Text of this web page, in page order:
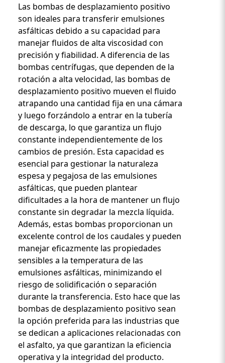
Custom Content One
Las bombas de desplazamiento positivo
son ideales para transferir emulsiones
asfálticas debido a su capacidad para
manejar fluidos de alta viscosidad con
precisión y fiabilidad. A diferencia de las
bombas centrífugas, que dependen de la
rotación a alta velocidad, las bombas de
desplazamiento positivo mueven el fluido
atrapando una cantidad fija en una cámara
y luego forzándolo a entrar en la tubería
de descarga, lo que garantiza un flujo
constante independientemente de los
cambios de presión. Esta capacidad es
esencial para gestionar la naturaleza
espesa y pegajosa de las emulsiones
asfálticas, que pueden plantear
dificultades a la hora de mantener un flujo
constante sin degradar la mezcla líquida.
Además, estas bombas proporcionan un
excelente control de los caudales y pueden
manejar eficazmente las propiedades
sensibles a la temperatura de las
emulsiones asfálticas, minimizando el
riesgo de solidificación o separación
durante la transferencia. Esto hace que las
bombas de desplazamiento positivo sean
la opción preferida para las industrias que
se dedican a aplicaciones relacionadas con
el asfalto, ya que garantizan la eficiencia
operativa y la integridad del producto.